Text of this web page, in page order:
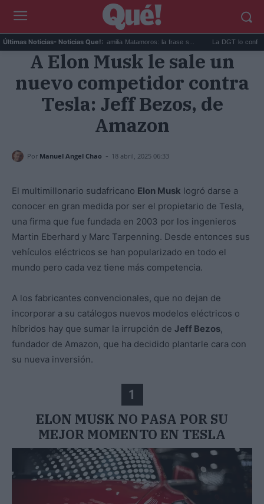
Últimas Noticias- Noticias Que!:
Guerra abierta en la familia Matamoros: la frase s... La DGT lo confirma
A Elon Musk le sale un
nuevo competidor contra
Tesla: Jeff Bezos, de
Amazon
Por Manuel Angel Chao - 18 abril, 2025 06:33
El multimillonario sudafricano Elon Musk logró darse a
conocer en gran medida por ser el propietario de Tesla,
una firma que fue fundada en 2003 por los ingenieros
Martin Eberhard y Marc Tarpenning. Desde entonces sus
vehículos eléctricos se han popularizado en todo el
mundo pero cada vez tiene más competencia.
A los fabricantes convencionales, que no dejan de
incorporar a su catálogos nuevos modelos eléctricos o
híbridos hay que sumar la irrupción de Jeff Bezos,
fundador de Amazon, que ha decidido plantarle cara con
su nueva inversión.
1
ELON MUSK NO PASA POR SU
MEJOR MOMENTO EN TESLA